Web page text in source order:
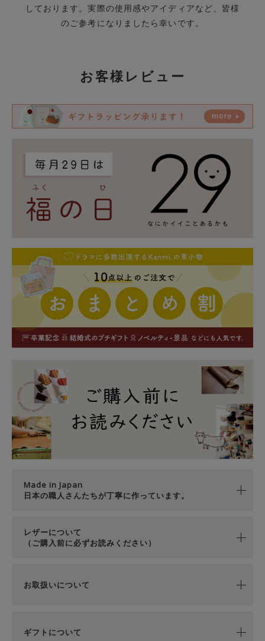
しております。実際の使用感やアイディアなど、皆様
のご参考になりましたら幸いです。
お客様レビュー
Made in Japan
日本の職人さんたちが丁寧に作っています。
レザーについて
（ご購入前に必ずお読みください）
お取扱いについて
ギフトについて